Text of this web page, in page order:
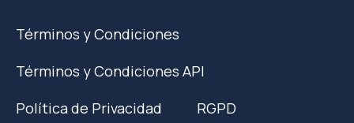
Términos y Condiciones
Términos y Condiciones API
Política de Privacidad
RGPD